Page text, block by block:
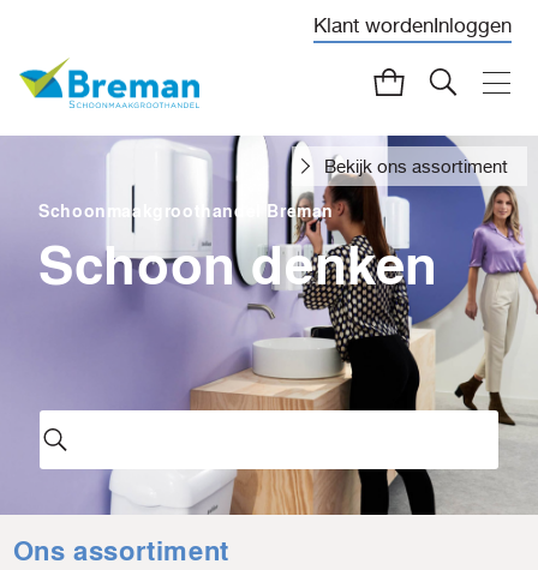
Klant wordenInloggen
Schoonmaakgroothandel Breman
Schoon denken
Bekijk ons assortiment
Ons assortiment